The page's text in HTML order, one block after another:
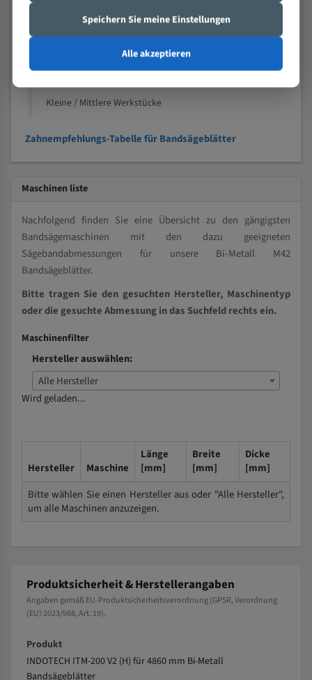
Nichteisenmetalle
Speziell entwickelt für Profile / Rohre
Kleine und mittlere Profile / Kleine Durchmesser
Kleine / Mittlere Werkstücke
Zahnempfehlungs-Tabelle für Bandsägeblätter
Maschinen liste
Nachfolgend finden Sie eine Übersicht zu den gängigsten
Bandsägemaschinen mit den dazu geeigneten
Sägebandabmessungen für unsere Bi-Metall M42
Bandsägeblätter.
Bitte tragen Sie den gesuchten Hersteller, Maschinentyp
oder die gesuchte Abmessung in das Suchfeld rechts ein.
Maschinenfilter
Hersteller auswählen:
Alle Hersteller
Wird geladen...
Hersteller Maschine
Länge
[mm]
Breite
[mm]
Dicke
[mm]
Bitte wählen Sie einen Hersteller aus oder "Alle Hersteller",
um alle Maschinen anzuzeigen.
Produktsicherheit & Herstellerangaben
Angaben gemäß EU-Produktsicherheitsverordnung (GPSR, Verordnung
(EU) 2023/988, Art. 19).
Produkt
INDOTECH ITM-200 V2 (H) für 4860 mm Bi-Metall
Bandsägeblätter
Speichern Sie meine Einstellungen
Alle akzeptieren